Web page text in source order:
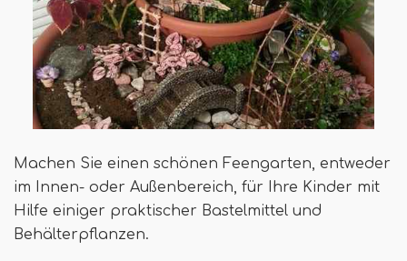
Machen Sie einen schönen Feengarten, entweder
im Innen- oder Außenbereich, für Ihre Kinder mit
Hilfe einiger praktischer Bastelmittel und
Behälterpflanzen.